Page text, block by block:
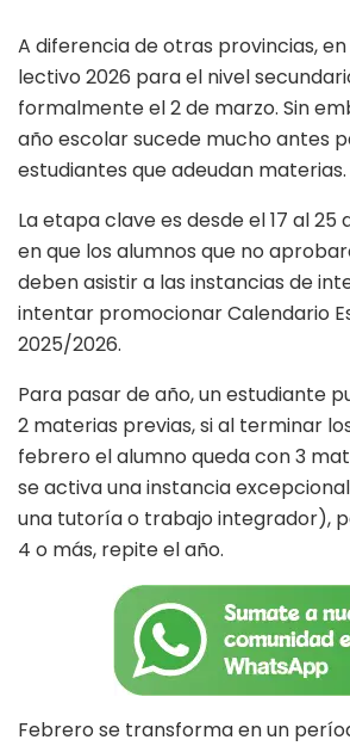
A diferencia de otras provincias,
lectivo 2026 para el nivel
formalmente el 2 de marzo. Sin
año escolar sucede mucho antes
estudiantes que adeudan materias.
La etapa clave es desde el 17 al
en que los alumnos que no
deben asistir a las instancias de
intentar promocionar Calendario
2025/2026.
Para pasar de año, un estudiante
2 materias previas, si al terminar
febrero el alumno queda con 3
se activa una instancia
una tutoría o trabajo integrador),
4 o más, repite el año.
Febrero se transforma en un